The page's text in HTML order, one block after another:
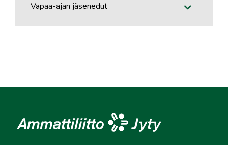
Vapaa-ajan jäsenedut